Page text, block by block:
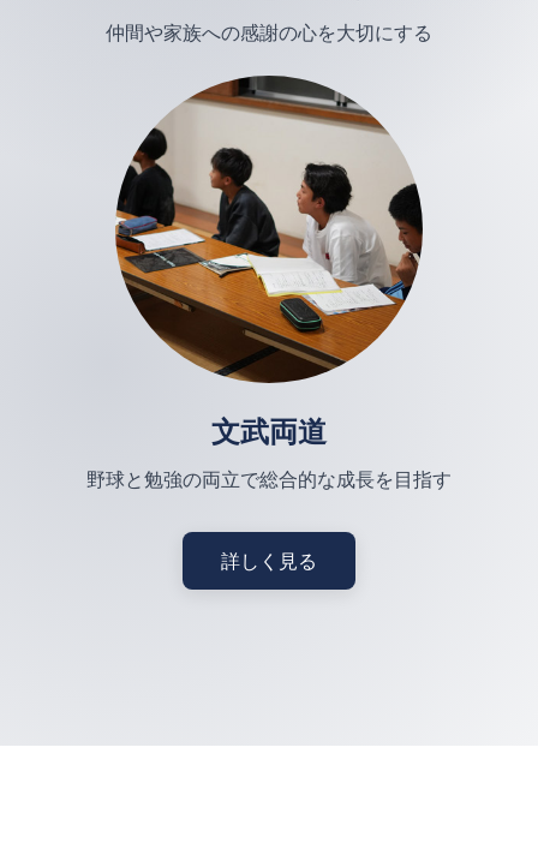
仲間や家族への感謝の心を大切にする
文武両道
野球と勉強の両立で総合的な成長を目指す
詳しく見る